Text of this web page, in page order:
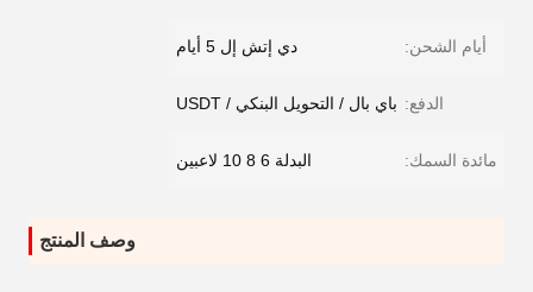
أيام الشحن: دي إتش إل 5 أيام
الدفع: باي بال / التحويل البنكي / USDT
مائدة السمك: البدلة 6 8 10 لاعبين
وصف المنتج